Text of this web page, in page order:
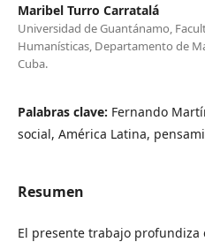
Maribel Turro Carratalá
Universidad de Guantánamo,
Humanísticas, Departamento de
Cuba.
Palabras clave: Fernando
social, América Latina,
Resumen
El presente trabajo profundiza